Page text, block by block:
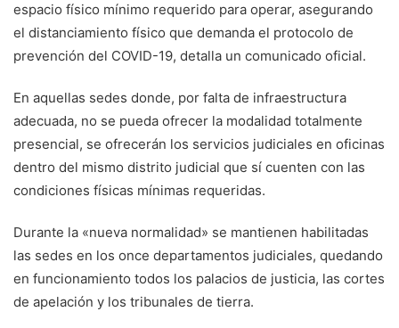
espacio físico mínimo requerido para operar, asegurando
el distanciamiento físico que demanda el protocolo de
prevención del COVID-19, detalla un comunicado oficial.
En aquellas sedes donde, por falta de infraestructura
adecuada, no se pueda ofrecer la modalidad totalmente
presencial, se ofrecerán los servicios judiciales en oficinas
dentro del mismo distrito judicial que sí cuenten con las
condiciones físicas mínimas requeridas.
Durante la «nueva normalidad» se mantienen habilitadas
las sedes en los once departamentos judiciales, quedando
en funcionamiento todos los palacios de justicia, las cortes
de apelación y los tribunales de tierra.